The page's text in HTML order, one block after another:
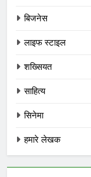
बिजनेस
लाइफ स्टाइल
शख्सियत
साहित्य
सिनेमा
हमारे लेखक